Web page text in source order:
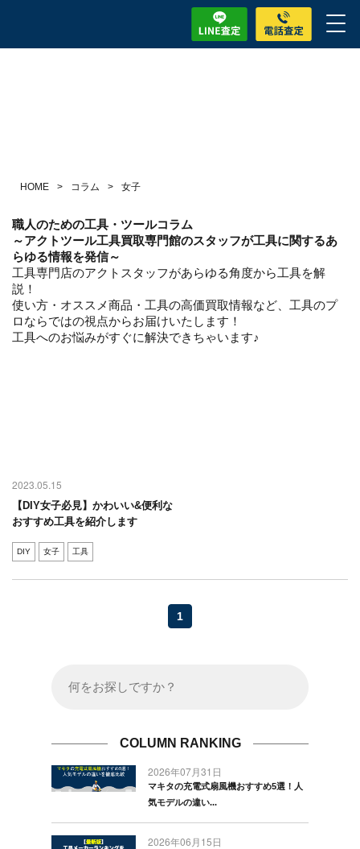
HOME > コラム > 女子
職人のための工具・ツールコラム
～アクトツール工具買取専門館のスタッフが工具に関するあ
らゆる情報を発信～
工具専門店のアクトスタッフがあらゆる角度から工具を解
説！
使い方・オススメ商品・工具の高価買取情報など、工具のプ
ロならではの視点からお届けいたします！
工具へのお悩みがすぐに解決できちゃいます♪
2023.05.15
【DIY女子必見】かわいい&便利な
おすすめ工具を紹介します
DIY 女子 工具
1
COLUMN RANKING
2026年07月31日
マキタの充電式扇風機おすすめ5選！人
気モデルの違い...
2026年06月15日